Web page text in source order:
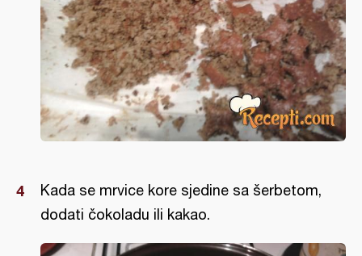
Kada se mrvice kore sjedine sa šerbetom,
dodati čokoladu ili kakao.